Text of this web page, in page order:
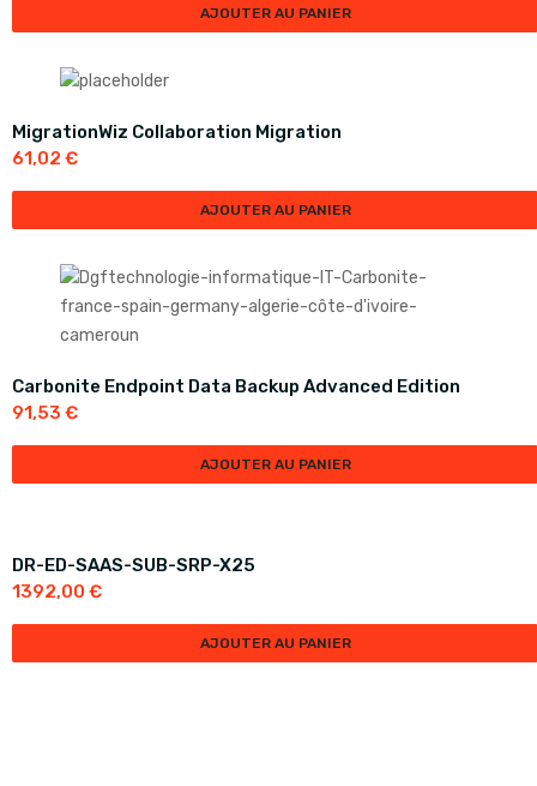
AJOUTER AU PANIER
MigrationWiz Collaboration Migration
61,02 €
AJOUTER AU PANIER
Carbonite Endpoint Data Backup Advanced Edition
91,53 €
AJOUTER AU PANIER
DR-ED-SAAS-SUB-SRP-X25
1392,00 €
AJOUTER AU PANIER